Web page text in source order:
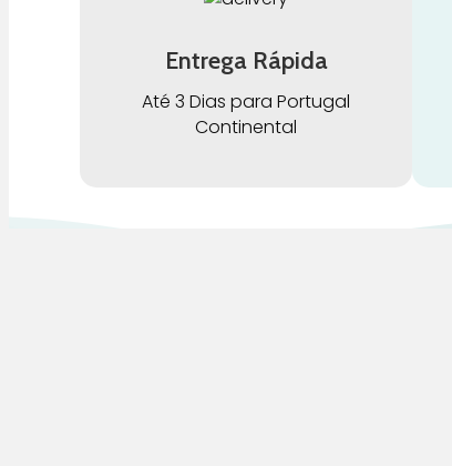
Entrega Rápida
Até 3 Dias para Portugal
Continental